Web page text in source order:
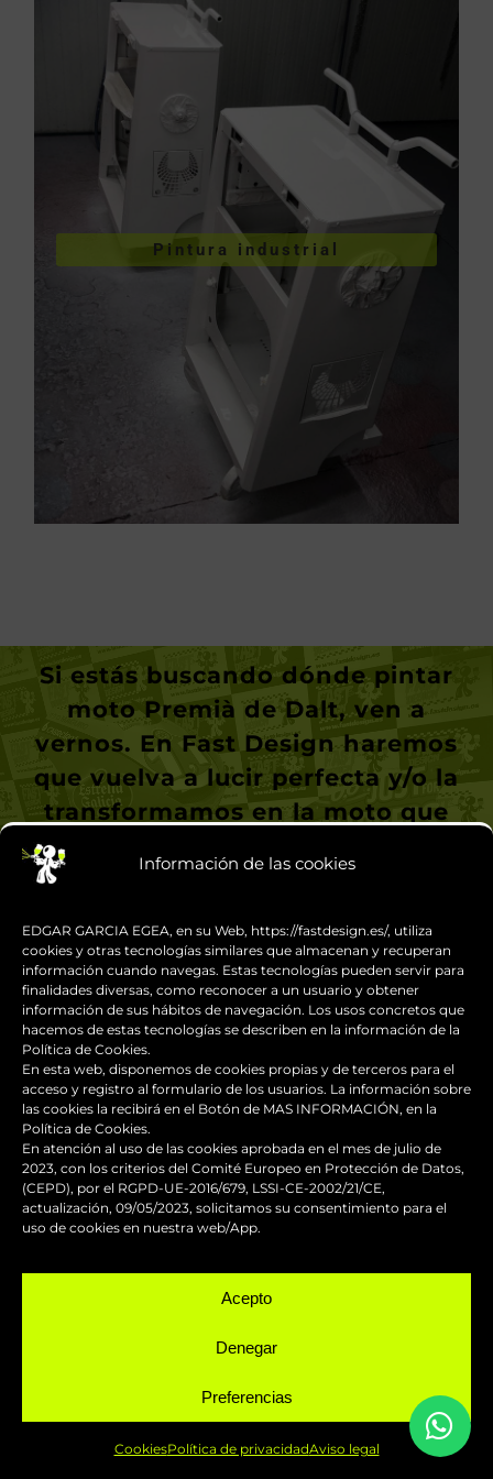
Información de las cookies
EDGAR GARCIA EGEA, en su Web, https://fastdesign.es/, utiliza
cookies y otras tecnologías similares que almacenan y recuperan
información cuando navegas. Estas tecnologías pueden servir para
finalidades diversas, como reconocer a un usuario y obtener
información de sus hábitos de navegación. Los usos concretos que
hacemos de estas tecnologías se describen en la información de la
Política de Cookies.
En esta web, disponemos de cookies propias y de terceros para el
acceso y registro al formulario de los usuarios. La información sobre
las cookies la recibirá en el Botón de MAS INFORMACIÓN, en la
Política de Cookies.
En atención al uso de las cookies aprobada en el mes de julio de
2023, con los criterios del Comité Europeo en Protección de Datos,
(CEPD), por el RGPD-UE-2016/679, LSSI-CE-2002/21/CE,
actualización, 09/05/2023, solicitamos su consentimiento para el
uso de cookies en nuestra web/App.
Acepto
Denegar
Preferencias
CookiesPolítica de privacidadAviso legal
Pintura industrial
Pintura de piezas
industriales
VER PINTURA INDUSTRIAL
Si estás buscando dóndepintar
moto Premià de Dalt, ven a
vernos. En Fast Design haremos
que vuelva a lucir perfecta y/o la
transformamos en la moto que
tienes en la mente.
CONTACTA CON NOSOTROS
FAST DESIGN
08110 Montcada i Reixac (Barcelona)